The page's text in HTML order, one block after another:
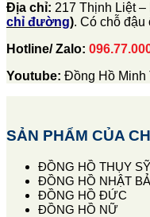
Địa chỉ: 217 Thịnh Liệt –
chỉ đường). Có chỗ đậu
Hotline/ Zalo:
Youtube: Đồng Hồ Minh
SẢN PHẨM CỦA
ĐỒNG HỒ THỤY SỸ
ĐỒNG HỒ NHẬT
ĐỒNG HỒ ĐỨC
ĐỒNG HỒ NỮ